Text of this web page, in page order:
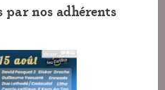
par nos adhérents